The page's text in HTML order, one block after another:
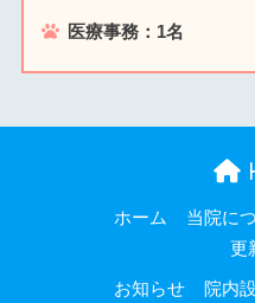
医療事務：1名
ホーム 当院に
更
お知らせ 院内